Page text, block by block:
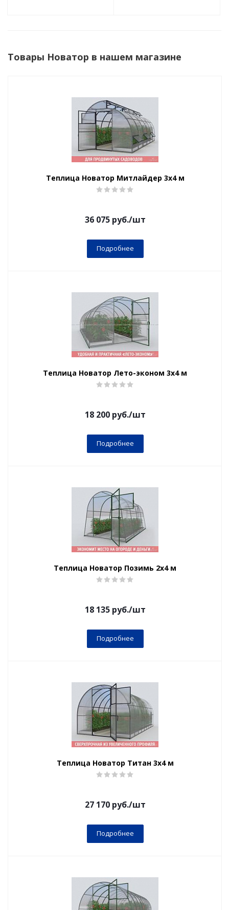
Товары Новатор в нашем магазине
Теплица Новатор Митлайдер 3х4 м
36 075руб./шт
Подробнее
Теплица Новатор Лето-эконом 3х4 м
18 200руб./шт
Подробнее
Теплица Новатор Позимь 2х4 м
18 135руб./шт
Подробнее
Теплица Новатор Титан 3х4 м
27 170руб./шт
Подробнее